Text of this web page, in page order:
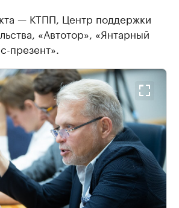
— КТПП, Центр поддержки
«Автотор», «Янтарный
презент».